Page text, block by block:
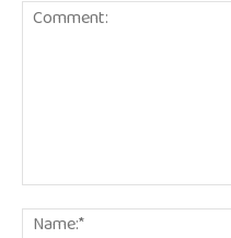
Comment: